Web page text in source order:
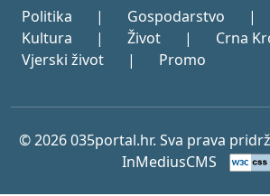
Politika | Gospodarstvo |
Kultura
| Život | Crna
Vjerski život
| Promo
© 2026 035portal.hr. Sva prava
InMediusCMS